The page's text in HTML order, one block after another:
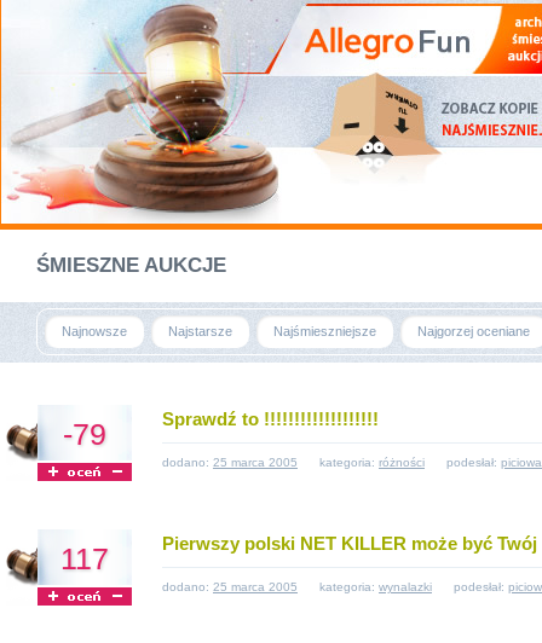
ŚMIESZNE AUKCJE
Najnowsze Najstarsze Najśmieszniejsze Najgorzej oceniane
-79 Sprawdź to !!!!!!!!!!!!!!!!!!!
dodano: 25 marca 2005 kategoria: różności podesłał:
117 Pierwszy polski NET KILLER może być Twój
dodano: 25 marca 2005 kategoria: wynalazki podesłał: